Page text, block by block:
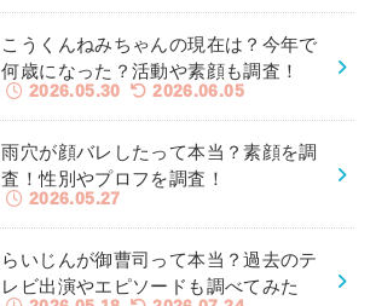
こうくんねみちゃんの現在は？今年で
何歳になった？活動や素顔も調査！
2026.05.30 2026.06.05
雨穴が顔バレしたって本当？素顔を調
査！性別やプロフを調査！
2026.05.27
らいじんが御曹司って本当？過去のテ
レビ出演やエピソードも調べてみた